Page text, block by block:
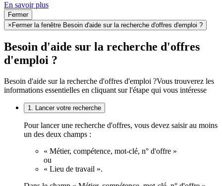
En savoir plus
Fermer
× Fermer la fenêtre Besoin d'aide sur la recherche d'offres d'emploi ?
Besoin d'aide sur la recherche d'offres
d'emploi ?
Besoin d'aide sur la recherche d'offres d'emploi ?Vous trouverez les
informations essentielles en cliquant sur l'étape qui vous intéresse
1. Lancer votre recherche
Pour lancer une recherche d'offres, vous devez saisir au moins
un des deux champs :
« Métier, compétence, mot-clé, n° d'offre »
ou
« Lieu de travail ».